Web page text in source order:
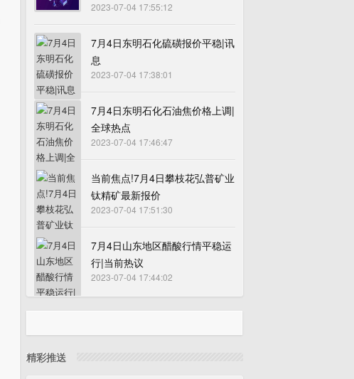
2023-07-04 17:55:12
7月4日东明石化硫磺报价平稳|讯
息
2023-07-04 17:38:01
7月4日东明石化石油焦价格上调|
全球热点
2023-07-04 17:46:47
当前焦点!7月4日攀枝花弘普矿业
钛精矿最新报价
2023-07-04 17:51:30
7月4日山东地区醋酸行情平稳运
行|当前热议
2023-07-04 17:44:02
精彩推送